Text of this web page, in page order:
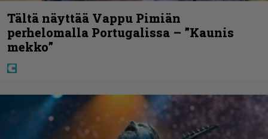
Tältä näyttää Vappu Pimiän
perhelomalla Portugalissa – ”Kaunis
mekko”